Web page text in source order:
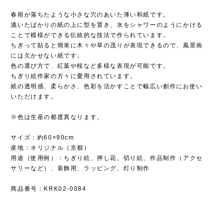
春雨が落ちたような小さな穴のあいた薄い和紙です。
漉いたばかりの紙の上に型を置き、水をシャワーのようにかける
ことで模様ができる伝統的な技法で作られています。
ちぎって貼ると簡単に木々や草の茂りが表現できるので、風景画
には欠かせない紙です。
色の選び方で、紅葉や桜など多様な表現が可能です。
ちぎり絵作家の方々に愛用されています。
紙の透明感、柔らかさ、色彩を活かすことで幅広い創作にお使い
いただけます。
※色は生産の都度異なります。
サイズ：約60×90cm
産地：オリジナル（京都）
用途（使用例）：ちぎり絵、押し花、切り絵、作品制作（アクセ
サリーなど）、装飾用、ラッピング、灯り制作
商品番号：KRK02-0084